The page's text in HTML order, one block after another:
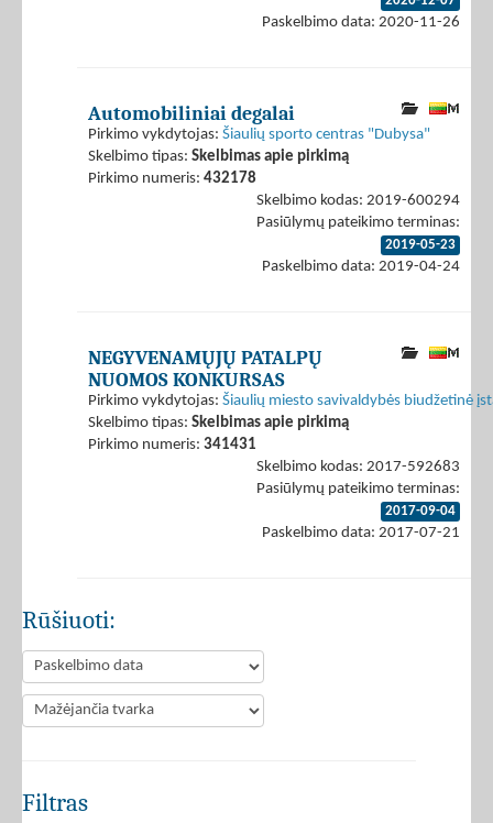
Paskelbimo data: 2020-11-26
Automobiliniai degalai
Pirkimo vykdytojas: Šiaulių sporto centras "Dubysa"
Skelbimo tipas: Skelbimas apie pirkimą
Pirkimo numeris: 432178
Skelbimo kodas: 2019-600294
Pasiūlymų pateikimo terminas:
2019-05-23
Paskelbimo data: 2019-04-24
NEGYVENAMŲJŲ PATALPŲ
NUOMOS KONKURSAS
Pirkimo vykdytojas: Šiaulių miesto savivaldybės biudžetinė
Skelbimo tipas: Skelbimas apie pirkimą
Pirkimo numeris: 341431
Skelbimo kodas: 2017-592683
Pasiūlymų pateikimo terminas:
2017-09-04
Paskelbimo data: 2017-07-21
Rūšiuoti:
Filtras